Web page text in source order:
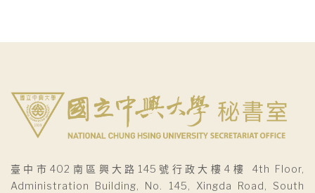
臺中市402南區興大路145號行政大樓4樓 4th Floor,
Administration Building, No. 145, Xingda Road, South